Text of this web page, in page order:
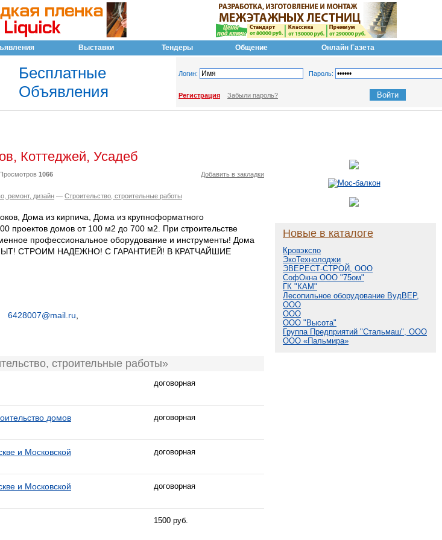
Выставки Тендеры Общение Онлайн Газета
Бесплатные
Объявления
Логин: Пароль:
Регистрация Забыли пароль?
Коттеджей, Усадеб
Просмотров 1066 Добавить в закладки
ремонт, дизайн — Строительство, строительные работы
Дома из кирпича, Дома из крупноформатного
проектов домов от 100 м2 до 700 м2. При строительстве
профессиональное оборудование и инструменты! Дома
ОПЫТ! СТРОИМ НАДЕЖНО! С ГАРАНТИЕЙ! В КРАТЧАЙШИЕ
6428007@mail.ru
строительные работы»
договорная
домов договорная
и Московской договорная
и Московской договорная
1500 руб.
Новые в каталоге
Кровэкспо
ЭкоТехнолоджи
ЭВЕРЕСТ-СТРОЙ, ООО
СофОкна ООО "75ом"
ГК "КАМ"
Лесопильное оборудование ВудВЕР,
ООО
ООО
ООО "Высота"
Группа Предприятий "Стальмаш", ООО
ООО «Пальмира»